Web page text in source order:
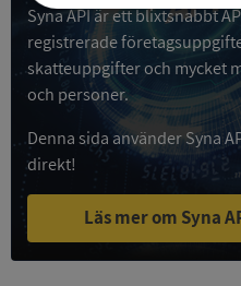
Syna API är ett blixtsnabbt
registrerade
skatteuppgifter och mycket
och personer.
Denna sida använder Syna
direkt!
Läs mer om Syna
Strikt
nödvändigt
Funktioner